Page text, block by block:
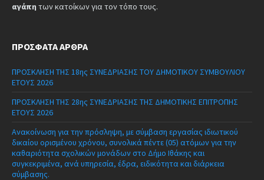
αγάπη των κατοίκων για τον τόπο τους.
ΠΡΌΣΦΑΤΑ ΆΡΘΡΑ
ΠΡΟΣΚΛΗΣΗ ΤΗΣ 18ης ΣΥΝΕΔΡΙΑΣΗΣ ΤΟΥ ΔΗΜΟΤΙΚΟΥ ΣΥΜΒΟΥΛΙΟΥ
ΕΤΟΥΣ 2026
ΠΡΟΣΚΛΗΣΗ ΤΗΣ 28ης ΣΥΝΕΔΡΙΑΣΗΣ ΤΗΣ ΔΗΜΟΤΙΚΗΣ ΕΠΙΤΡΟΠΗΣ
ΕΤΟΥΣ 2026
Ανακοίνωση για την πρόσληψη, με σύμβαση εργασίας ιδιωτικού
δικαίου ορισμένου χρόνου, συνολικά πέντε (05) ατόμων για την
καθαριότητα σχολικών μονάδων στο Δήμο Ιθάκης και
συγκεκριμένα, ανά υπηρεσία, έδρα, ειδικότητα και διάρκεια
σύμβασης.